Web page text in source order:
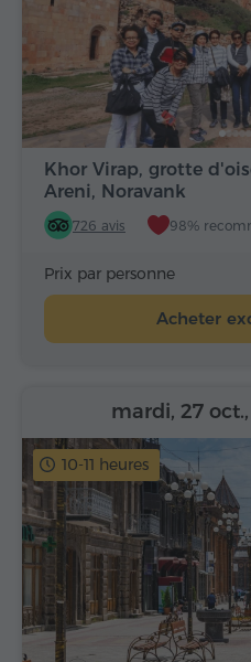
Khor Virap, grotte
Areni, Noravank
726 avis 98%
Prix par personne
Acheter
10-11 heures
mardi, 27